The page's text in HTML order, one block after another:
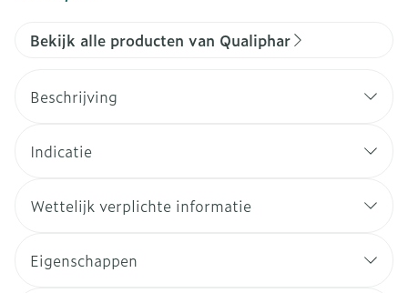
Bekijk alle producten van Qualiphar
Beschrijving
Indicatie
Wettelijk verplichte informatie
Eigenschappen